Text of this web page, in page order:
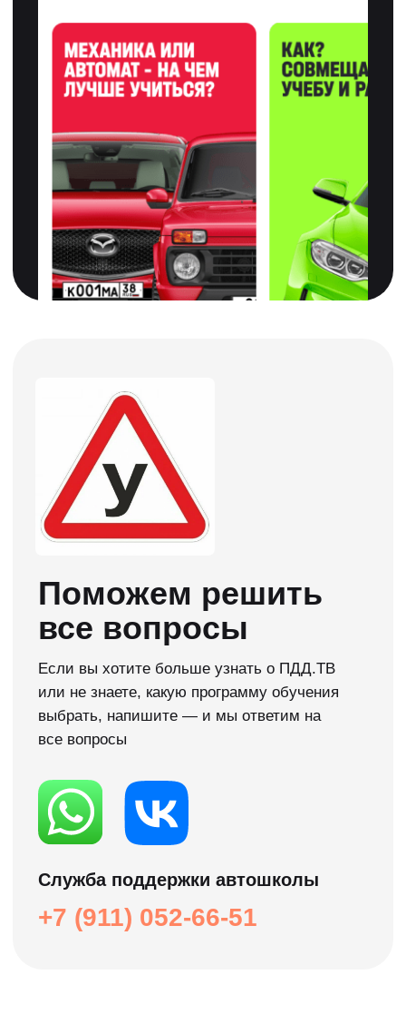
Мы упростили
для вас процесс
обучения
Приступайте к
обучению сразу
Нужна консультация →
Мы сделали официальное приложение для
изучения теории. Ты сможешь попробовать
нашу методику обучения в удобном для
Начните учится
Нужна помощь →
Расписание групп